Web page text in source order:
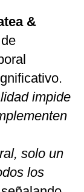
&
impide
solo un
los